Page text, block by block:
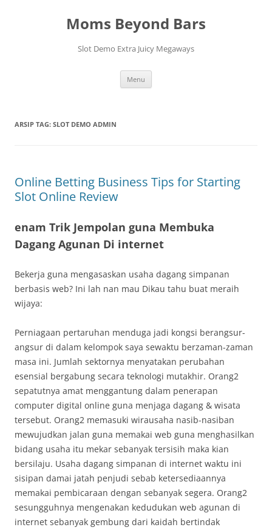
Moms Beyond Bars
Slot Demo Extra Juicy Megaways
Menu
ARSIP TAG: SLOT DEMO ADMIN
Online Betting Business Tips for Starting
Slot Online Review
enam Trik Jempolan guna Membuka
Dagang Agunan Di internet
Bekerja guna mengasaskan usaha dagang simpanan
berbasis web? Ini lah nan mau Dikau tahu buat meraih
wijaya:
Perniagaan pertaruhan menduga jadi kongsi berangsur-
angsur di dalam kelompok saya sewaktu berzaman-zaman
masa ini. Jumlah sektornya menyatakan perubahan
esensial bergabung secara teknologi mutakhir. Orang2
sepatutnya amat menggantung dalam penerapan
computer digital online guna menjaga dagang & wisata
tersebut. Orang2 memasuki wirausaha nasib-nasiban
mewujudkan jalan guna memakai web guna menghasilkan
bidang usaha itu mekar sebanyak tersisih maka kian
bersilaju. Usaha dagang simpanan di internet waktu ini
sisipan damai jatah penjudi sebab ketersediaannya
memakai pembicaraan dengan sebanyak segera. Orang2
sesungguhnya mengenakan kedudukan web agunan di
internet sebanyak gembung dari kaidah bertindak